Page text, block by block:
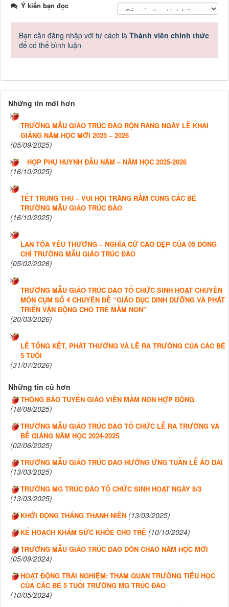
Ý kiến bạn đọc
Bạn cần đăng nhập với tư cách là Thành viên chính thức
để có thể bình luận
Những tin mới hơn
TRƯỜNG MẪU GIÁO TRÚC ĐÀO RỘN RÀNG NGÀY LỄ KHAI
GIẢNG NĂM HỌC MỚI 2025 – 2026
(05/09/2025)
HỌP PHỤ HUYNH ĐẦU NĂM – NĂM HỌC 2025-2026
(16/10/2025)
TẾT TRUNG THU – VUI HỘI TRĂNG RẰM CÙNG CÁC BÉ
TRƯỜNG MẪU GIÁO TRÚC ĐÀO
(16/10/2025)
LAN TỎA YÊU THƯƠNG – NGHĨA CỬ CAO ĐẸP CỦA 05 ĐỒNG
CHÍ TRƯỜNG MẪU GIÁO TRÚC ĐÀO
(05/02/2026)
TRƯỜNG MẪU GIÁO TRÚC ĐÀO TỔ CHỨC SINH HOẠT CHUYÊN
MÔN CỤM SỐ 4 CHUYÊN ĐỀ “GIÁO DỤC DINH DƯỠNG VÀ PHÁT
TRIỂN VẬN ĐỘNG CHO TRẺ MẦM NON”
(20/03/2026)
LỄ TỔNG KẾT, PHÁT THƯỞNG VÀ LỄ RA TRƯỜNG CỦA CÁC BÉ
5 TUỔI
(31/07/2026)
Những tin cũ hơn
THÔNG BÁO TUYỂN GIÁO VIÊN MẦM NON HỢP ĐỒNG
(18/08/2025)
TRƯỜNG MẪU GIÁO TRÚC ĐÀO TỔ CHỨC LỄ RA TRƯỜNG VÀ
BẾ GIẢNG NĂM HỌC 2024-2025
(02/06/2025)
TRƯỜNG MẪU GIÁO TRÚC ĐÀO HƯỞNG ỨNG TUẦN LỄ ÁO DÀI
(13/03/2025)
TRƯỜNG MG TRÚC ĐÀO TỔ CHỨC SINH HOẠT NGÀY 8/3
(13/03/2025)
KHỞI ĐỘNG THÁNG THANH NIÊN (13/03/2025)
KẾ HOẠCH KHÁM SỨC KHỎE CHO TRẺ (10/10/2024)
TRƯỜNG MẪU GIÁO TRÚC ĐÀO ĐÓN CHÀO NĂM HỌC MỚI
(05/09/2024)
HOẠT ĐỘNG TRẢI NGHIỆM: THAM QUAN TRƯỜNG TIỂU HỌC
CỦA CÁC BÉ 5 TUỔI TRƯỜNG MG TRÚC ĐÀO
(10/05/2024)